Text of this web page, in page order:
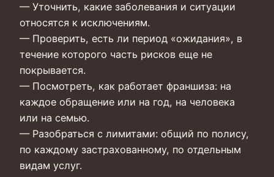
— Уточнить, какие заболевания и ситуации
относятся к исключениям.
— Проверить, есть ли период «ожидания», в
течение которого часть рисков еще не
покрывается.
— Посмотреть, как работает франшиза: на
каждое обращение или на год, на человека
или на семью.
— Разобраться с лимитами: общий по полису,
по каждому застрахованному, по отдельным
видам услуг.